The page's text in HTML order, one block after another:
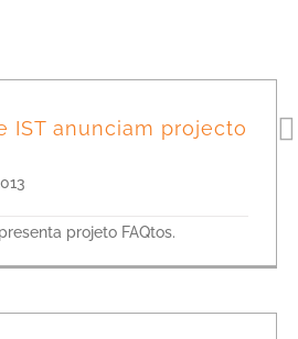
IST anunciam projecto
projeto FAQtos.